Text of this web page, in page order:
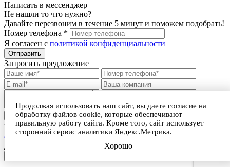
Продолжая использовать наш сайт, вы даете согласие на
обработку файлов cookie, которые обеспечивают
правильную работу сайта. Кроме того, сайт использует
сторонний сервис аналитики Яндекс.Метрика.
Хорошо
Написать в мессенджер
Не нашли то что нужно?
Давайте перезвоним в течение 5 минут и поможем подобрать!
Номер телефона *
Я согласен с политикой конфиденциальности
Отправить
Запросить предложение
Прикрепить файл
Нажимая на кнопку, я принимаюусловия пользовательского
соглашенияи даю Согласие на обработку персональных
данных